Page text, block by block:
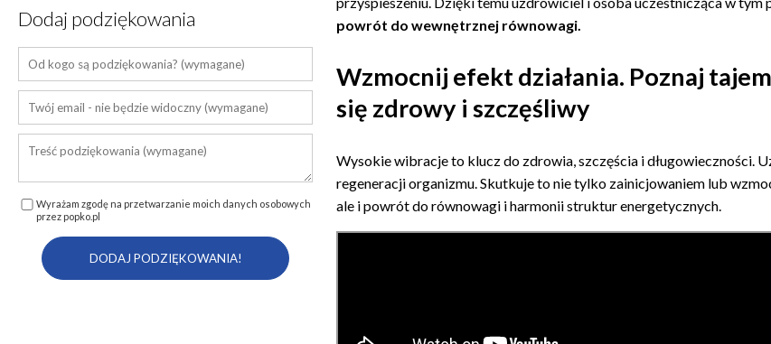
powrót do wewnętrznej równowagi.
Wzmocnij efekt działania. Poznaj
się zdrowy i szczęśliwy
Wysokie wibracje to klucz do zdrowia, szczęścia i długowieczności.
regeneracji organizmu. Skutkuje to nie tylko zainicjowaniem lub
ale i powrót do równowagi i harmonii struktur energetycznych.
Dodaj podziękowania
Wyrażam zgodę na przetwarzanie moich danych osobowych
przez popko.pl